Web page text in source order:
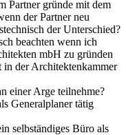
Partner gründe mit dem
der Partner neu
der Unterschied?
beachten wenn ich
mbH zu gründen
der Architektenkammer
einer Arge teilnehme?
Generalplaner tätig
selbständiges Büro als